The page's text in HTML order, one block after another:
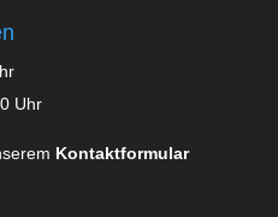
Uhr
Kontaktformular